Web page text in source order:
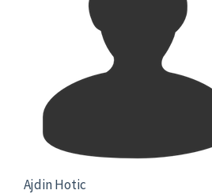
Ajdin Hotic